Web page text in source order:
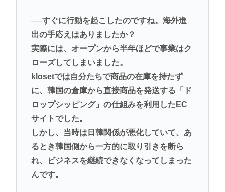
──すぐに行動を起こしたのですね。海外進
出の手応えはありましたか？
実際には、オープンから半年ほどで事業はク
ローズしてしまいました。
klosetでは自分たちで商品の在庫を持たず
に、韓国の倉庫から直接商品を発送する「ド
ロップシッピング」の仕組みを利用したEC
サイトでした。
しかし、当時は日韓関係が悪化していて、あ
るとき韓国側から一方的に取り引きを断ら
れ、ビジネスを継続できなくなってしまった
んです。